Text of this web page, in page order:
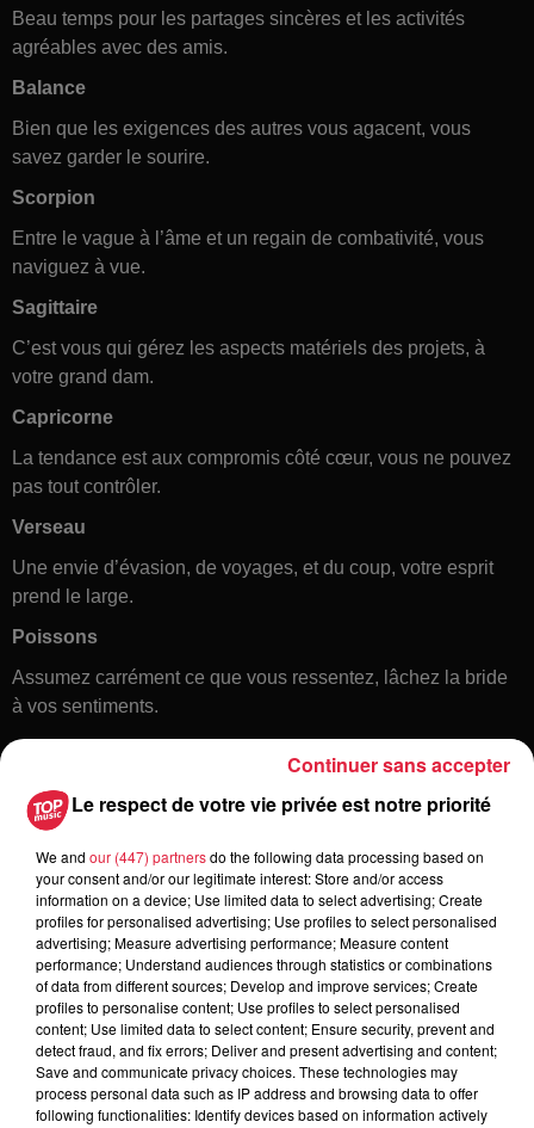
Beau temps pour les partages sincères et les activités
agréables avec des amis.
Balance
Bien que les exigences des autres vous agacent, vous
savez garder le sourire.
Scorpion
Entre le vague à l’âme et un regain de combativité, vous
naviguez à vue.
Sagittaire
C’est vous qui gérez les aspects matériels des projets, à
votre grand dam.
Capricorne
La tendance est aux compromis côté cœur, vous ne pouvez
pas tout contrôler.
Verseau
Une envie d’évasion, de voyages, et du coup, votre esprit
prend le large.
Poissons
Assumez carrément ce que vous ressentez, lâchez la bride
à vos sentiments.
Toute l'actu
6 août 2026
À Hoerdt, de l’eau brune sort des
robinets
Le respect de votre vie privée est notre priorité
We and our (447) partnersdo the following data processing based on
your consent and/or our legitimate interest: Store and/or access
information on a device; Use limited data to select advertising; Create
profiles for personalised advertising; Use profiles to select personalised
advertising; Measure advertising performance; Measure content
performance; Understand audiences through statistics or combinations
of data from different sources; Develop and improve services; Create
profiles to personalise content; Use profiles to select personalised
content; Use limited data to select content; Ensure security, prevent and
detect fraud, and fix errors; Deliver and present advertising and content;
Save and communicate privacy choices. These technologies may
process personal data such as IP address and browsing data to offer
following functionalities: Identify devices based on information actively
Continuer sans accepter